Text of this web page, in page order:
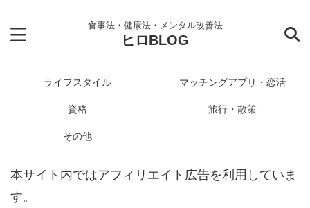
食事法・健康法・メンタル改善法
ヒロBLOG
ライフスタイル マッチングアプリ・恋活
資格 旅行・散策
その他
本サイト内ではアフィリエイト広告を利用していま
す。